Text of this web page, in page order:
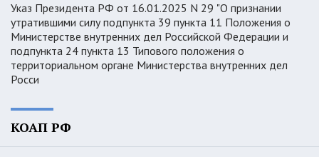
Указ Президента РФ от 16.01.2025 N 29 "О признании
утратившими силу подпункта 39 пункта 11 Положения о
Министерстве внутренних дел Российской Федерации и
подпункта 24 пункта 13 Типового положения о
территориальном органе Министерства внутренних дел
Росси
КОАП РФ